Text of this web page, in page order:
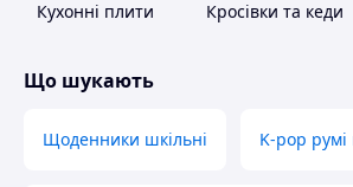
Кухонні плити Кросівки та кеди
Що шукають
Щоденники шкільні K-pop румі